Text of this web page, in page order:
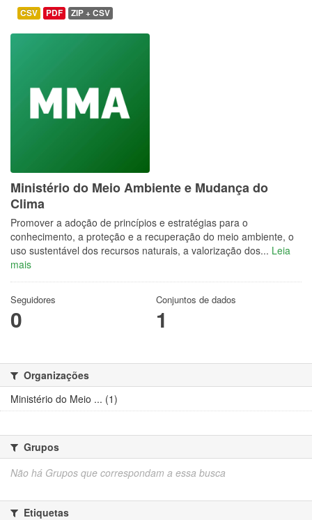
CSV PDF ZIP + CSV
Ministério do Meio Ambiente e Mudança do
Clima
Promover a adoção de princípios e estratégias para o
conhecimento, a proteção e a recuperação do meio ambiente, o
uso sustentável dos recursos naturais, a valorização dos... Leia
mais
Seguidores
0
Conjuntos de dados
1
Organizações
Ministério do Meio ... (1)
Grupos
Não há Grupos que correspondam a essa busca
Etiquetas